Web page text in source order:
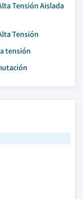
Tensión Aislada
Tensión
tensión